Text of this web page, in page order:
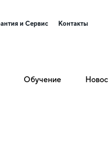
и Сервис Контакты
Обучение